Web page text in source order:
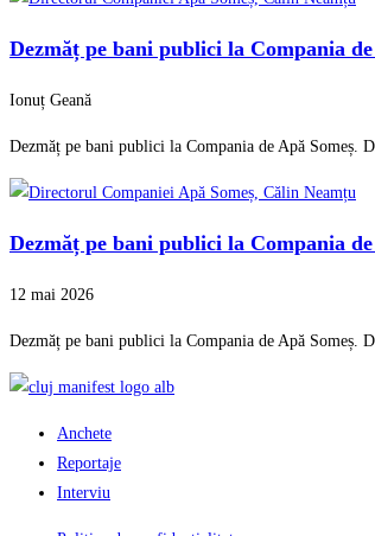
Dezmăț pe bani publici la Compania de
Ionuț Geană
Dezmăț pe bani publici la Compania de Apă Someș.
Dezmăț pe bani publici la Compania de
12 mai 2026
Dezmăț pe bani publici la Compania de Apă Someș.
Anchete
Reportaje
Interviu